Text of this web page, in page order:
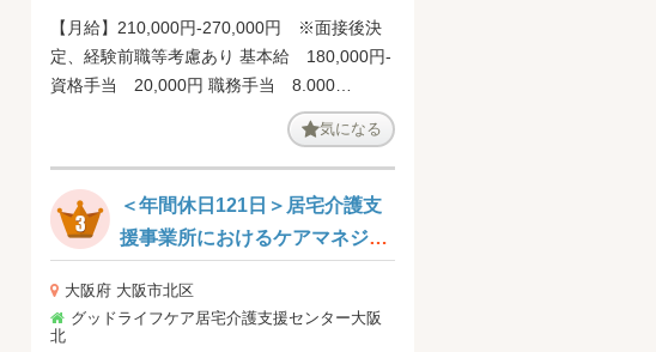
【月給】210,000円-270,000円 ※面接後決
定、経験前職等考慮あり 基本給 180,000円-
資格手当 20,000円 職務手当 8.000
円-10,000円 プラン手当 2.000円-50,000円
別途新規プランを担当すると新規手当
2.000円/1件 【賞与】年2回、2ヶ月（前年度
実績）
気になる
＜年間休日121日＞居宅介護支
援事業所におけるケアマネジャ
大阪府 大阪市北区
グッドライフケア居宅介護支援センター大阪
北